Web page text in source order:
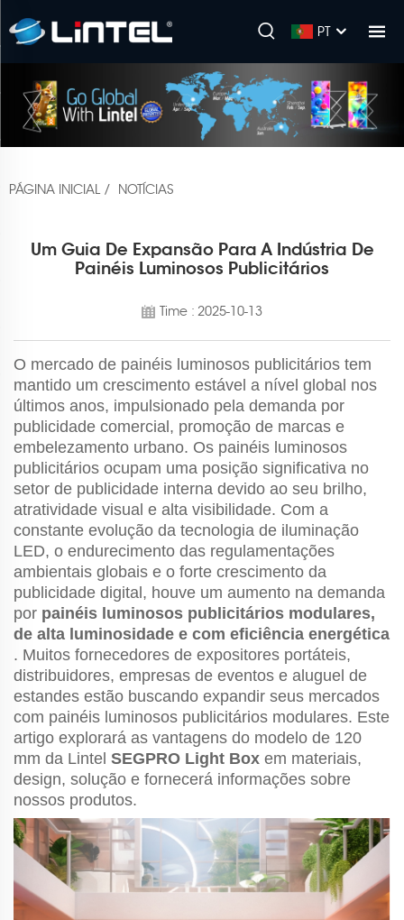
PT
PÁGINA INICIAL/ NOTÍCIAS
Um Guia De Expansão Para A Indústria De
Painéis Luminosos Publicitários
Time : 2025-10-13
O mercado de painéis luminosos publicitários tem
mantido um crescimento estável a nível global nos
últimos anos, impulsionado pela demanda por
publicidade comercial, promoção de marcas e
embelezamento urbano. Os painéis luminosos
publicitários ocupam uma posição significativa no
setor de publicidade interna devido ao seu brilho,
atratividade visual e alta visibilidade. Com a
constante evolução da tecnologia de iluminação
LED, o endurecimento das regulamentações
ambientais globais e o forte crescimento da
publicidade digital, houve um aumento na demanda
por painéis luminosos publicitários modulares,
de alta luminosidade e com eficiência energética
. Muitos fornecedores de expositores portáteis,
distribuidores, empresas de eventos e aluguel de
estandes estão buscando expandir seus mercados
com painéis luminosos publicitários modulares. Este
artigo explorará as vantagens do modelo de 120
mm da Lintel SEGPRO Light Box em materiais,
design, solução e fornecerá informações sobre
nossos produtos.